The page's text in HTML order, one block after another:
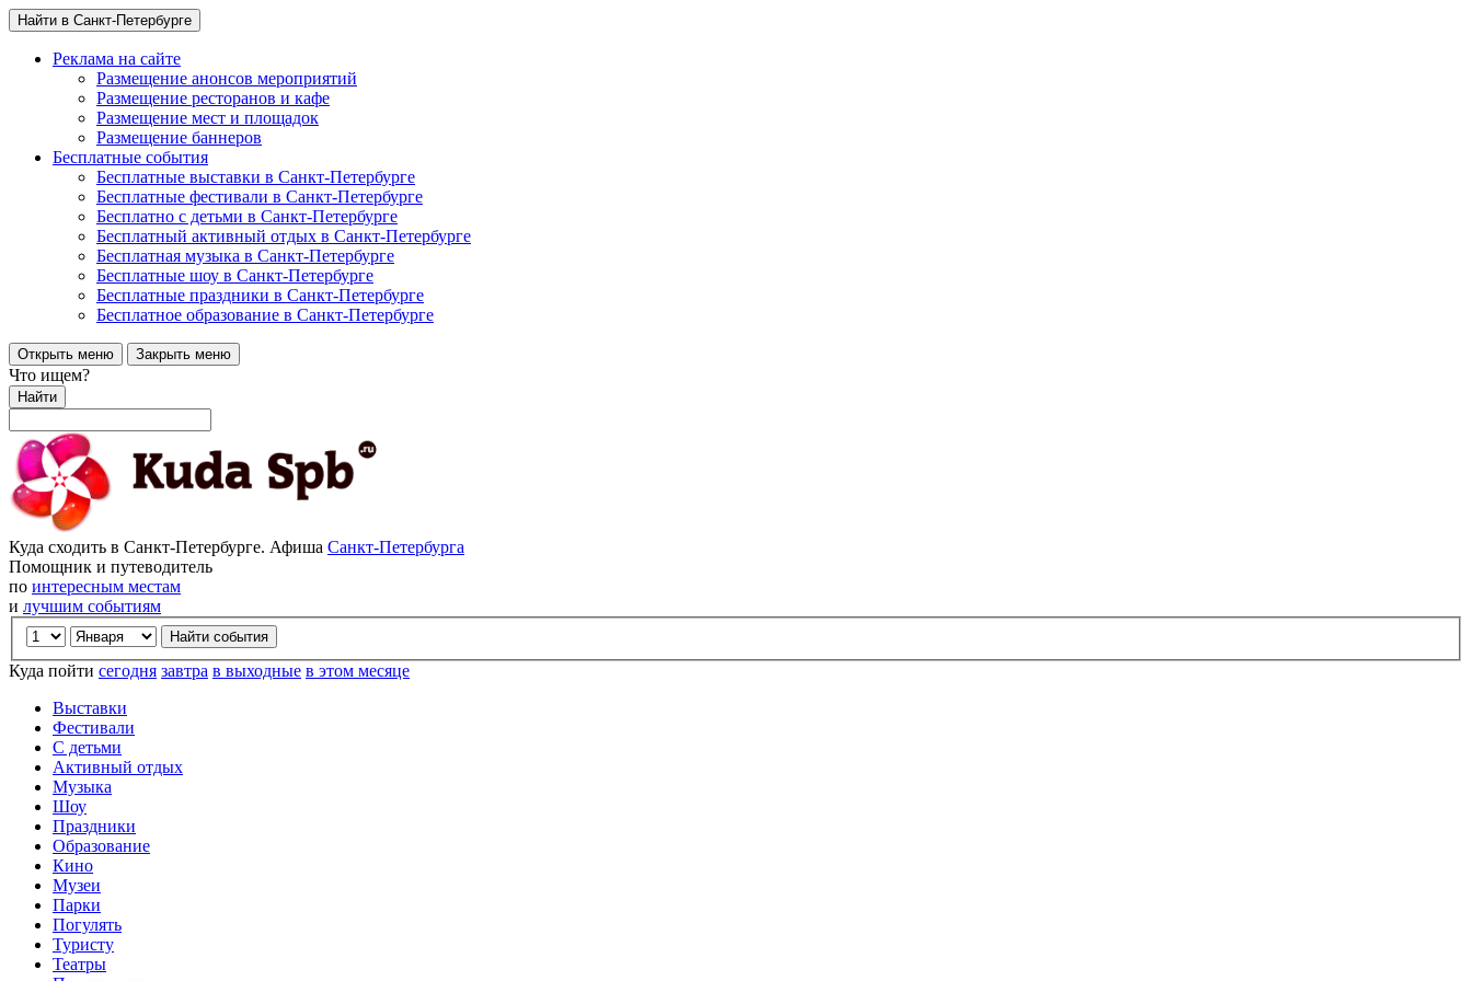
Найти в Санкт-Петербурге
Реклама на сайте
Размещение анонсов мероприятий
Размещение ресторанов и кафе
Размещение мест и площадок
Размещение баннеров
Бесплатные события
Бесплатные выставки в Санкт-Петербурге
Бесплатные фестивали в Санкт-Петербурге
Бесплатно с детьми в Санкт-Петербурге
Бесплатный активный отдых в Санкт-Петербурге
Бесплатная музыка в Санкт-Петербурге
Бесплатные шоу в Санкт-Петербурге
Бесплатные праздники в Санкт-Петербурге
Бесплатное образование в Санкт-Петербурге
Открыть меню Закрыть меню
Что ищем?
Найти
Куда сходить в Санкт-Петербурге. Афиша Санкт-Петербурга
Помощник и путеводитель
по интересным местам
и лучшим событиям
Куда пойти сегодня завтра в выходные в этом месяце
Выставки
Фестивали
С детьми
Активный отдых
Музыка
Шоу
Праздники
Образование
Кино
Музеи
Парки
Погулять
Туристу
Театры